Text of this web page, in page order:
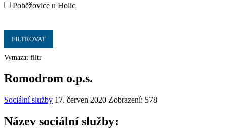
Poběžovice u Holic
FILTROVAT
Vymazat filtr
Romodrom o.p.s.
Sociální služby 17. červen 2020 Zobrazení: 578
Název sociální služby: